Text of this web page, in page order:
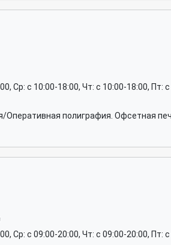
Ср: c 10:00-18:00, Чт: c 10:00-18:00,
полиграфия. Офсетная
Ср: c 09:00-20:00, Чт: c 09:00-20:00,